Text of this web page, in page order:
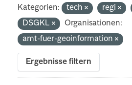
Kategorien: tech regi
DSGKL
Organisationen:
amt-fuer-geoinformation
Ergebnisse filtern